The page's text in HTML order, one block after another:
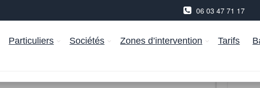
06 03 47 71 17
Particuliers Sociétés Zones d’intervention Tarifs